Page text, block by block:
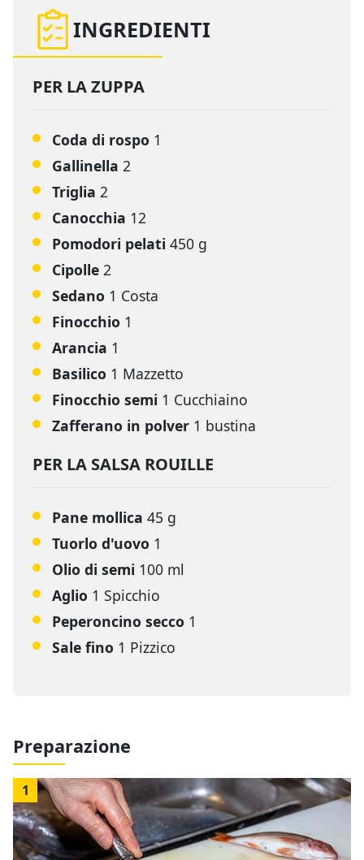
INGREDIENTI
PER LA ZUPPA
Coda di rospo 1
Gallinella 2
Triglia 2
Canocchia 12
Pomodori pelati 450 g
Cipolle 2
Sedano 1 Costa
Finocchio 1
Arancia 1
Basilico 1 Mazzetto
Finocchio semi 1 Cucchiaino
Zafferano in polver 1 bustina
PER LA SALSA ROUILLE
Pane mollica 45 g
Tuorlo d'uovo 1
Olio di semi 100 ml
Aglio 1 Spicchio
Peperoncino secco 1
Sale fino 1 Pizzico
Preparazione
1